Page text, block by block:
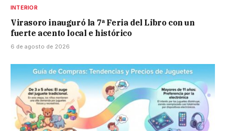
INTERIOR
Virasoro inauguró la 7ª Feria del Libro con un
fuerte acento local e histórico
6 de agosto de 2026